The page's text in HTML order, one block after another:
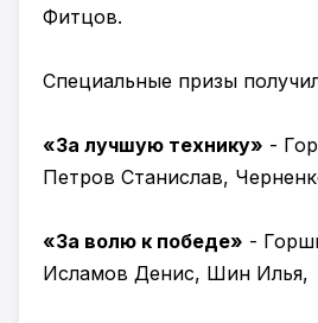
Фитцов.
Специальные призы
«За лучшую технику» -
Петров Станислав,
«За волю к победе» -
Исламов Денис, Шин Илья,